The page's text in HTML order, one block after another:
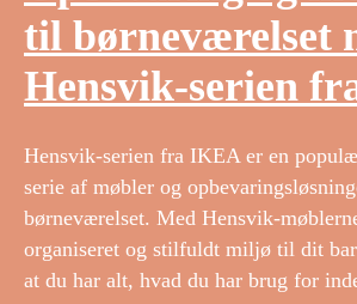
til børneværelset
Hensvik-serien
Hensvik-serien fra IKEA er en
serie af møbler og
børneværelset. Med Hensvik-
organiseret og stilfuldt miljø til dit
at du har alt, hvad du har brug for